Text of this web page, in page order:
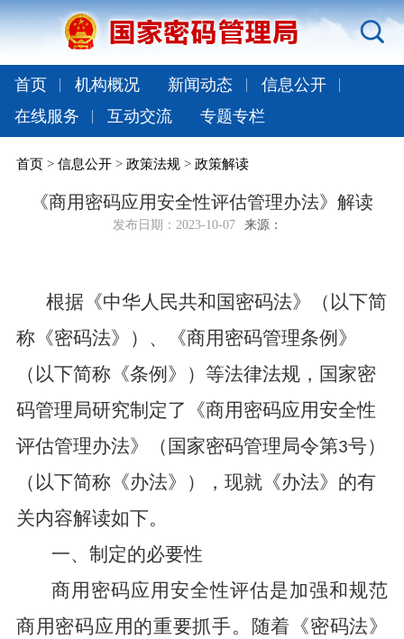
首页 机构概况 新闻动态
信息公开
在线服务
互动交流 专题专栏
首页> 信息公开> 政策法规> 政策解读
《商用密码应用安全性评估管理办法》解读
发布日期： 2023-10-07 来源：
根据《中华人民共和国密码法》
（以下简
称《密码法》） 、《商用密码管理条例》
（以下简称《条例》） 等法律法规，国家密
码管理局研究制定了《商用密码应用安全性
评估管理办法》（国家密码管理局令第3号）
（以下简称《办法》），现就《办法》的有
关内容解读如下。
一、制定的必要性
商用密码应用安全性评估是加强和规范
商用密码应用的重要抓手。随着《密码法》